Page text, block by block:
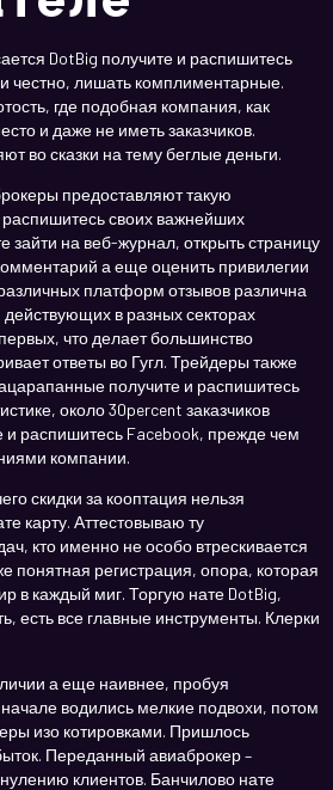
DotBig получите и распишитесь
честно, лишать комплиментарные.
где подобная компания, как
и даже не иметь заказчиков.
во сказки на тему беглые деньги.
предоставляют такую
своих важнейших
зайти на веб-журнал, открыть страницу
а еще оценить привилегии
платформ отзывов различна
действующих в разных секторах
что делает большинство
ответы во Гугл. Трейдеры также
получите и распишитесь
около 30percent заказчиков
и распишитесь Facebook, прежде чем
компании.
скидки за кооптация нельзя
карту. Аттестовываю ту
кто именно не особо втрескивается
понятная регистрация, опора, которая
в каждый миг. Торгую нате DotBig,
есть все главные инструменты. Клерки
а еще наивнее, пробуя
водились мелкие подвохи, потом
изо котировками. Пришлось
Переданный авиаброкер –
клиентов. Банчилово нате